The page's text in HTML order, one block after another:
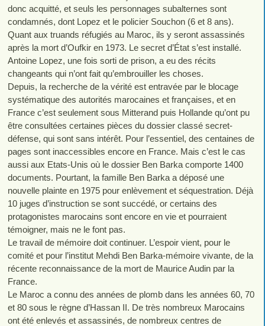
donc acquitté, et seuls les personnages subalternes sont
condamnés, dont Lopez et le policier Souchon (6 et 8 ans).
Quant aux truands réfugiés au Maroc, ils y seront assassinés
après la mort d’Oufkir en 1973. Le secret d’État s’est installé.
Antoine Lopez, une fois sorti de prison, a eu des récits
changeants qui n’ont fait qu’embrouiller les choses.
Depuis, la recherche de la vérité est entravée par le blocage
systématique des autorités marocaines et françaises, et en
France c’est seulement sous Mitterand puis Hollande qu’ont pu
être consultées certaines pièces du dossier classé secret-
défense, qui sont sans intérêt. Pour l’essentiel, des centaines de
pages sont inaccessibles encore en France. Mais c’est le cas
aussi aux Etats-Unis où le dossier Ben Barka comporte 1400
documents. Pourtant, la famille Ben Barka a déposé une
nouvelle plainte en 1975 pour enlèvement et séquestration. Déjà
10 juges d’instruction se sont succédé, or certains des
protagonistes marocains sont encore en vie et pourraient
témoigner, mais ne le font pas.
Le travail de mémoire doit continuer. L’espoir vient, pour le
comité et pour l’institut Mehdi Ben Barka-mémoire vivante, de la
récente reconnaissance de la mort de Maurice Audin par la
France.
Le Maroc a connu des années de plomb dans les années 60, 70
et 80 sous le règne d’Hassan II. De très nombreux Marocains
ont été enlevés et assassinés, de nombreux centres de